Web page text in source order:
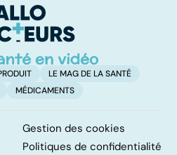
d'angine ?
LE MAG DE LA SANTÉ
MÉDICAMENTS
Gestion des cookies
Politiques de confidentialité